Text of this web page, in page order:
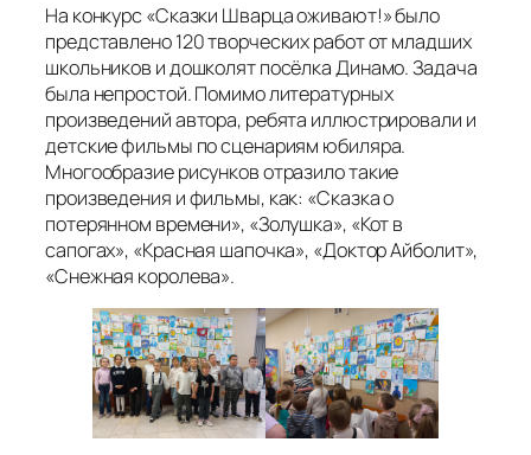
На конкурс «Сказки Шварца оживают!» было
представлено 120 творческих работ от младших
школьников и дошколят посёлка Динамо. Задача
была непростой. Помимо литературных
произведений автора, ребята иллюстрировали и
детские фильмы по сценариям юбиляра.
Многообразие рисунков отразило такие
произведения и фильмы, как: «Сказка о
потерянном времени», «Золушка», «Кот в
сапогах», «Красная шапочка», «Доктор Айболит»,
«Снежная королева».